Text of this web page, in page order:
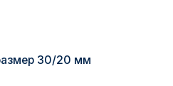
30/20 мм